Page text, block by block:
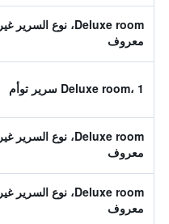
Deluxe room، نوع السرير غير
معروف
Deluxe room، 1 سرير توأم
Deluxe room، نوع السرير غير
معروف
Deluxe room، نوع السرير غير
معروف